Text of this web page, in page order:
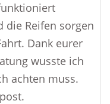
die Reifen sorgen
Dank eurer
wusste ich
achten muss.